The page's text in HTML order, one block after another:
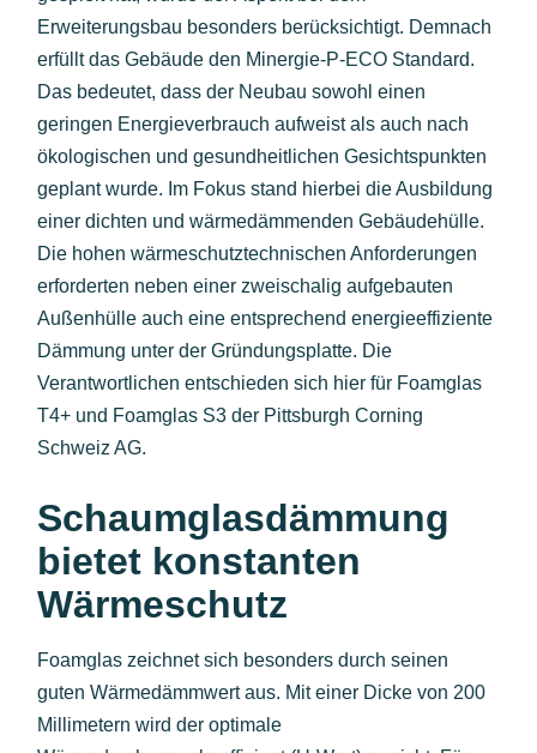
Erweiterungsbau besonders berücksichtigt. Demnach
erfüllt das Gebäude den Minergie-P-ECO Standard.
Das bedeutet, dass der Neubau sowohl einen
geringen Energieverbrauch aufweist als auch nach
ökologischen und gesundheitlichen Gesichtspunkten
geplant wurde. Im Fokus stand hierbei die Ausbildung
einer dichten und wärmedämmenden Gebäudehülle.
Die hohen wärmeschutztechnischen Anforderungen
erforderten neben einer zweischalig aufgebauten
Außenhülle auch eine entsprechend energieeffiziente
Dämmung unter der Gründungsplatte. Die
Verantwortlichen entschieden sich hier für Foamglas
T4+ und Foamglas S3 der Pittsburgh Corning
Schweiz AG.
Schaumglasdämmung
bietet konstanten
Wärmeschutz
Foamglas zeichnet sich besonders durch seinen
guten Wärmedämmwert aus. Mit einer Dicke von 200
Millimetern wird der optimale